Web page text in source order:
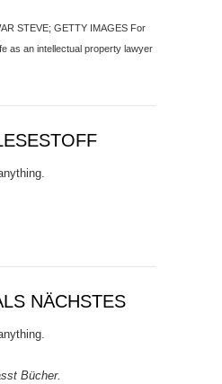
STEVE; GETTY IMAGES For
as an intellectual property lawyer
NÄCHSTES
Bücher.